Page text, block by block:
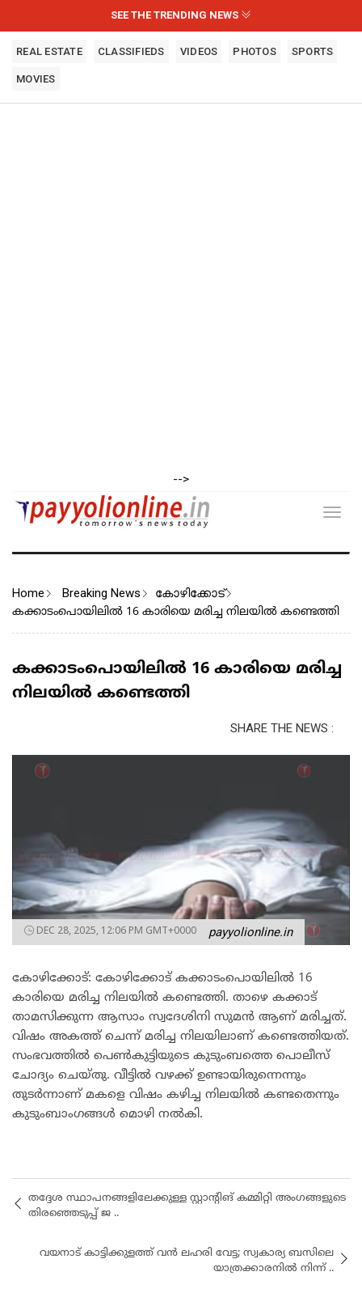
SEE THE TRENDING NEWS
REAL ESTATE CLASSIFIEDS VIDEOS PHOTOS SPORTS
MOVIES
-->
Home Breaking News കോഴിക്കോട്
കക്കാടംപൊയിലിൽ 16 കാരിയെ മരിച്ച നിലയിൽ കണ്ടെത്തി
കക്കാടംപൊയിലിൽ 16 കാരിയെ മരിച്ച
നിലയിൽ കണ്ടെത്തി
SHARE THE NEWS :
DEC 28, 2025, 12:06 PM GMT+0000 payyolionline.in
കോഴിക്കോട്: കോഴിക്കോട് കക്കാടംപൊയിലിൽ 16
കാരിയെ മരിച്ച നിലയിൽ കണ്ടെത്തി. താഴെ കക്കാട്
താമസിക്കുന്ന ആസാം സ്വദേശിനി സുമൻ ആണ് മരിച്ചത്.
വിഷം അകത്ത് ചെന്ന് മരിച്ച നിലയിലാണ് കണ്ടെത്തിയത്.
സംഭവത്തില്‍ പെണ്‍കുട്ടിയുടെ കുടുംബത്തെ പൊലീസ്
ചോദ്യം ചെയ്തു. വീട്ടിൽ വഴക്ക് ഉണ്ടായിരുന്നെന്നും
തുടർന്നാണ് മകളെ വിഷം കഴിച്ച നിലയിൽ കണ്ടതെന്നും
കുടുംബാംഗങ്ങള്‍ മൊഴി നൽകി.
തദ്ദേശ സ്ഥാപനങ്ങളിലേക്കുള്ള സ്റ്റാന്റിങ് കമ്മിറ്റി അംഗങ്ങളുടെ
തിരഞ്ഞെടുപ്പ് ജ ..
വയനാട് കാട്ടിക്കുളത്ത് വന്‍ ലഹരി വേട്ട; സ്വകാര്യ ബസിലെ
യാത്രക്കാരനില്‍ നിന്ന് ..